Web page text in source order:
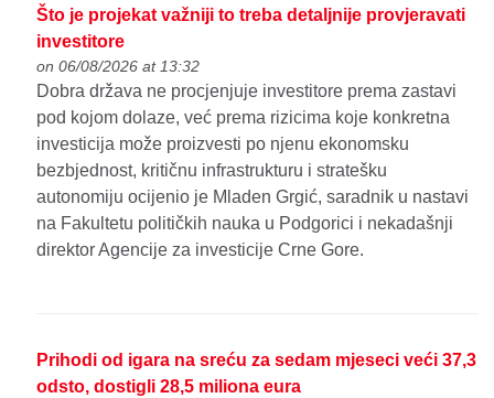
Što je projekat važniji to treba detaljnije provjeravati
investitore
on 06/08/2026 at 13:32
Dobra država ne procjenjuje investitore prema zastavi
pod kojom dolaze, već prema rizicima koje konkretna
investicija može proizvesti po njenu ekonomsku
bezbjednost, kritičnu infrastrukturu i stratešku
autonomiju ocijenio je Mladen Grgić, saradnik u nastavi
na Fakultetu političkih nauka u Podgorici i nekadašnji
direktor Agencije za investicije Crne Gore.
Prihodi od igara na sreću za sedam mjeseci veći 37,3
odsto, dostigli 28,5 miliona eura